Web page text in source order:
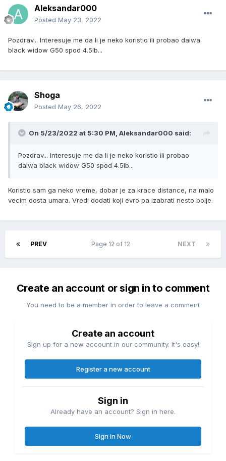
Aleksandar000
Posted May 23, 2022
Pozdrav... Interesuje me da li je neko koristio ili probao daiwa
black widow G50 spod 4.5lb...
Shoga
Posted May 26, 2022
On 5/23/2022 at 5:30 PM, Aleksandar000 said:
Pozdrav... Interesuje me da li je neko koristio ili probao
daiwa black widow G50 spod 4.5lb...
Koristio sam ga neko vreme, dobar je za krace distance, na malo
vecim dosta umara. Vredi dodati koji evro pa izabrati nesto bolje.
PREV NEXT
Page 12 of 12
Create an account or sign in to comment
You need to be a member in order to leave a comment
Create an account
Sign up for a new account in our community. It's easy!
Register a new account
Sign in
Already have an account? Sign in here.
Sign In Now